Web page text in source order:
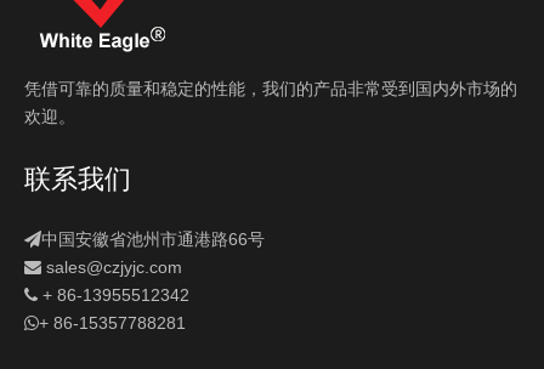
凭借可靠的质量和稳定的性能，我们的产品非常受到国内外市场的
欢迎。
联系我们
中国安徽省池州市通港路66号
 sales@czjyjc.com
 + 86-13955512342
+ 86-15357788281